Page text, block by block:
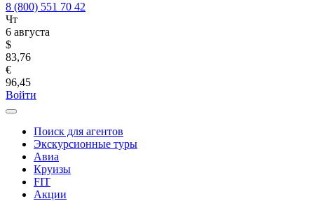
8 (800) 551 70 42
Чт
6 августа
$
83,76
€
96,45
Войти
Поиск для агентов
Экскурсионные туры
Авиа
Круизы
FIT
Акции